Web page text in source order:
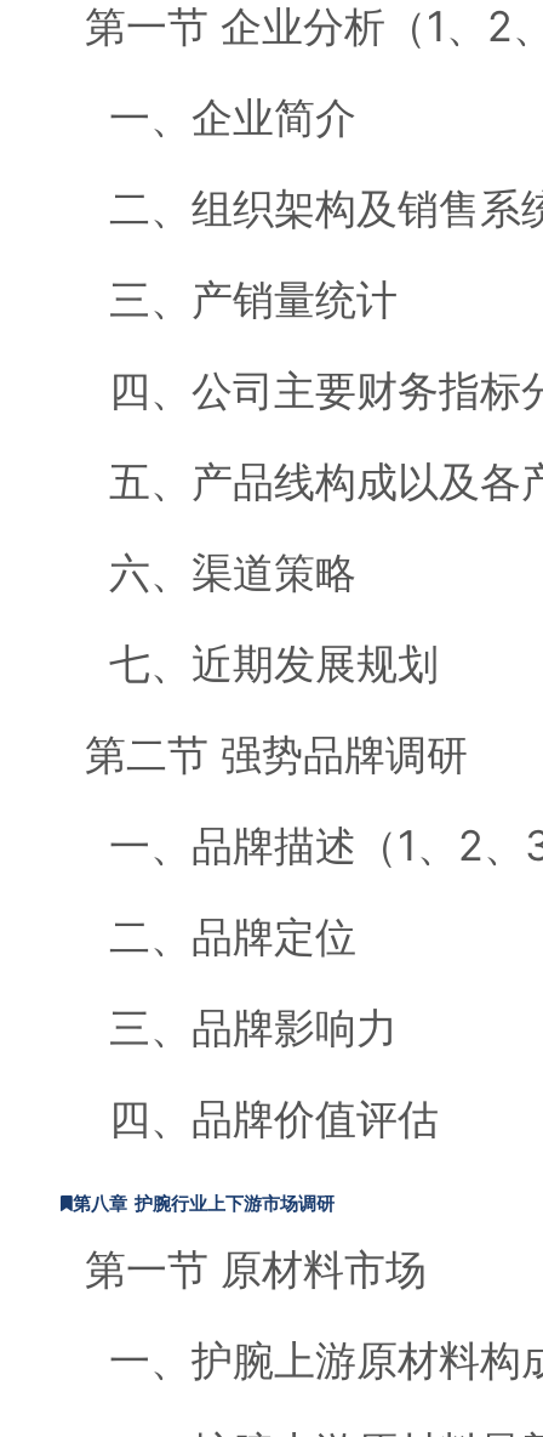
第一节 企业分析（1、2
一、企业简介
二、组织架构及销售系
三、产销量统计
四、公司主要财务指标
五、产品线构成以及各
六、渠道策略
七、近期发展规划
第二节 强势品牌调研
一、品牌描述（1、2
二、品牌定位
三、品牌影响力
四、品牌价值评估
第八章 护腕行业上下游市场调研
第一节 原材料市场
一、护腕上游原材料构